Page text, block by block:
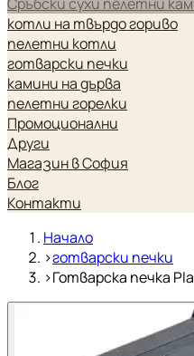
котли на твърдо гориво
пелетни котли
готварски печки
камини на дърва
пелетни горелки
Промоционални
Други
Магазин в София
Блог
Контакти
Начало
›готварски печки
›Готварска печка